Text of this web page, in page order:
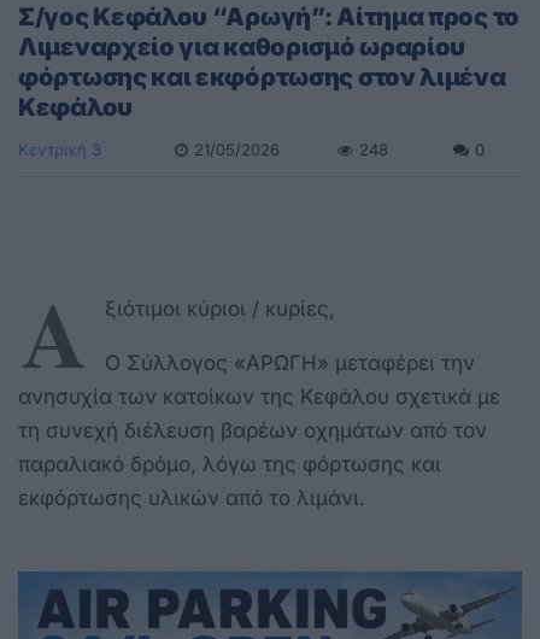
Σ/γος Κεφάλου “Αρωγή”: Αίτημα προς το
Λιμεναρχείο για καθορισμό ωραρίου
φόρτωσης και εκφόρτωσης στον λιμένα
Κεφάλου
Κεντρική 3 21/05/2026 248 0
Α ξιότιμοι κύριοι / κυρίες,
Ο Σύλλογος «ΑΡΩΓΗ» μεταφέρει την
ανησυχία των κατοίκων της Κεφάλου σχετικά με
τη συνεχή διέλευση βαρέων οχημάτων από τον
παραλιακό δρόμο, λόγω της φόρτωσης και
εκφόρτωσης υλικών από το λιμάνι.